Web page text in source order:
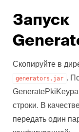
Запуск
Скопируйте в
generators.jar .
строки. В
передать один